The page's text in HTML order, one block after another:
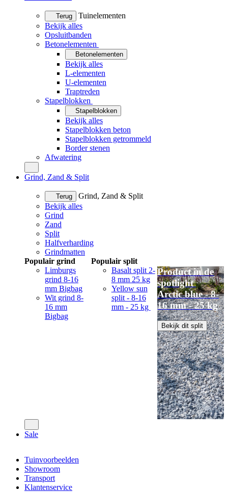
Terug
Tuinelementen
Bekijk alles
Opsluitbanden
Betonelementen
Betonelementen
Bekijk alles
L-elementen
U-elementen
Traptreden
Stapelblokken
Stapelblokken
Bekijk alles
Stapelblokken beton
Stapelblokken getrommeld
Border stenen
Afwatering
Grind, Zand & Split
Terug
Grind, Zand & Split
Bekijk alles
Grind
Zand
Split
Halfverharding
Grindmatten
Populair grind
Limburgs
grind 8-16
mm Bigbag
Wit grind 8-
16 mm
Bigbag
Populair split
Basalt split 2-
8 mm 25 kg
Yellow sun
split - 8-16
mm - 25 kg
Product in de
spotlight
Arctic blue - 8-
16 mm - 25 kg
Bekijk dit split
Sale
Tuinvoorbeelden
Showroom
Transport
Klantenservice